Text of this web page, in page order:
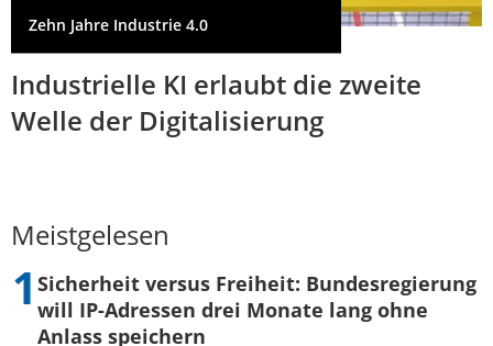
Zehn Jahre Industrie 4.0
Industrielle KI erlaubt die zweite
Welle der Digitalisierung
Meistgelesen
Sicherheit versus Freiheit: Bundesregierung
will IP-Adressen drei Monate lang ohne
Anlass speichern